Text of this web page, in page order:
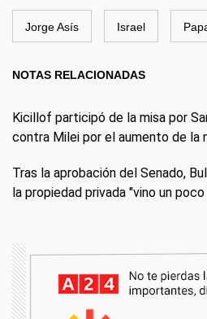
Jorge Asís Israel
NOTAS RELACIONADAS
Kicillof participó de la misa por
contra Milei por el aumento de la
Tras la aprobación del Senado,
la propiedad privada "vino un